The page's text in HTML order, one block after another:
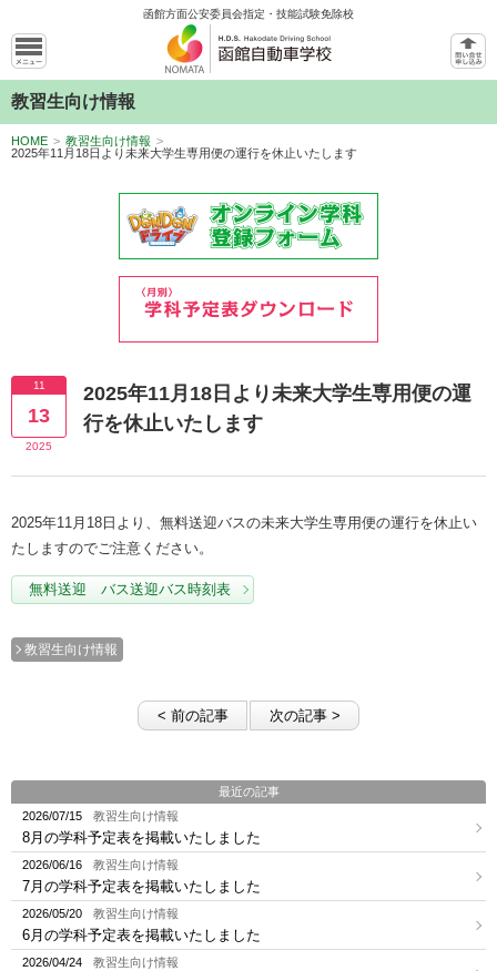
函館方面公安委員会指定・技能試験免除校
教習生向け情報
HOME > 教習生向け情報 >
2025年11月18日より未来大学生専用便の運行を休止いたします
11
13
2025
2025年11月18日より未来大学生専用便の運
行を休止いたします
2025年11月18日より、無料送迎バスの未来大学生専用便の運行を休止い
たしますのでご注意ください。
無料送迎 バス送迎バス時刻表
教習生向け情報
< 前の記事 次の記事 >
最近の記事
2026/07/15
教習生向け情報
8月の学科予定表を掲載いたしました
2026/06/16 教習生向け情報
7月の学科予定表を掲載いたしました
2026/05/20 教習生向け情報
6月の学科予定表を掲載いたしました
2026/04/24 教習生向け情報